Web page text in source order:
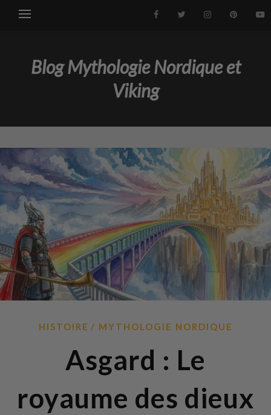
Blog Mythologie Nordique et
Viking
HISTOIRE MYTHOLOGIE NORDIQUE
Asgard : Le
royaume des dieux